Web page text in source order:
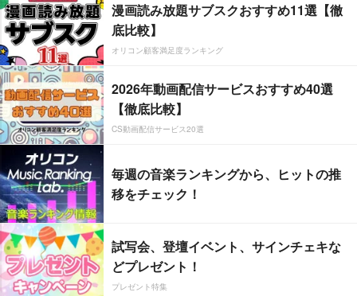
漫画読み放題サブスクおすすめ11選【徹
底比較】
オリコン顧客満足度ランキング
2026年動画配信サービスおすすめ40選
【徹底比較】
CS動画配信サービス20選
毎週の音楽ランキングから、ヒットの推
移をチェック！
試写会、登壇イベント、サインチェキな
どプレゼント！
プレゼント特集